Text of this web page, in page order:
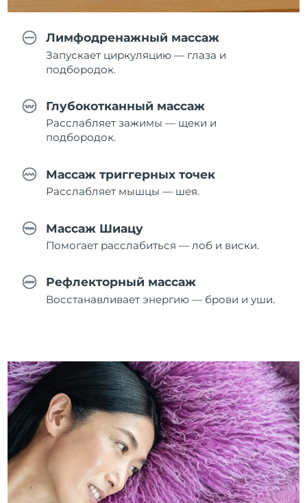
Лимфодренажный массаж
Запускает циркуляцию — глаза и
подбородок.
Глубокотканный массаж
Расслабляет зажимы — щеки и
подбородок.
Массаж триггерных точек
Расслабляет мышцы — шея.
Массаж Шиацу
Помогает расслабиться — лоб и виски.
Рефлекторный массаж
Восстанавливает энергию — брови и уши.